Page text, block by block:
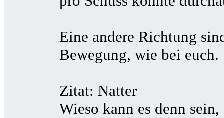
Eine andere Richtung
Bewegung, wie bei euch.
Zitat: Natter
Wieso kann es denn